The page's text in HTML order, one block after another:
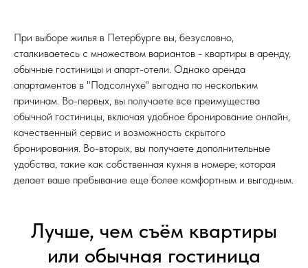
При выборе жилья в Петербурге вы, безусловно,
сталкиваетесь с множеством вариантов - квартиры в аренду,
обычные гостиницы и апарт-отели. Однако аренда
апартаментов в "Подсолнухе" выгодна по нескольким
причинам. Во-первых, вы получаете все преимущества
обычной гостиницы, включая удобное бронирование онлайн,
качественный сервис и возможность скрытого
бронирования. Во-вторых, вы получаете дополнительные
удобства, такие как собственная кухня в номере, которая
делает ваше пребывание еще более комфортным и выгодным.
Лучше, чем съём квартиры
или обычная гостиница